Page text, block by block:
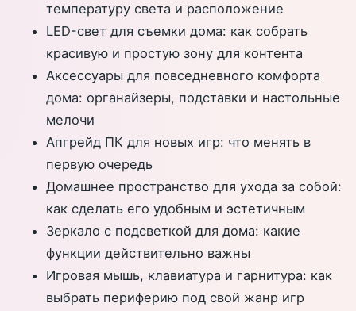
температуру света и расположение
LED-свет для съемки дома: как собрать
красивую и простую зону для контента
Аксессуары для повседневного комфорта
дома: органайзеры, подставки и настольные
мелочи
Апгрейд ПК для новых игр: что менять в
первую очередь
Домашнее пространство для ухода за собой:
как сделать его удобным и эстетичным
Зеркало с подсветкой для дома: какие
функции действительно важны
Игровая мышь, клавиатура и гарнитура: как
выбрать периферию под свой жанр игр